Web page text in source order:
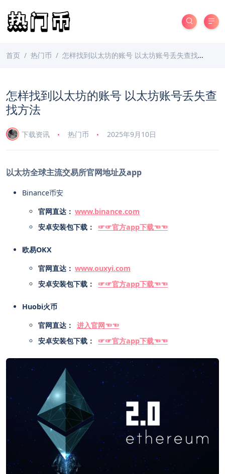
首页 热门币 怎样找到以太坊的账号 以太坊账号丢失查找方法
怎样找到以太坊的账号 以太坊账号丢失查
找方法
下载资讯 热门币 2025年9月10日
以太坊全球主流交易所官网地址及app
Binance币安
官网直达： www.binance.com
安卓安装包下载：
☞☞官方app下载☜☜
欧易OKX ️
官网直达： www.ouxyi.com
安卓安装包下载：
☞☞官方app下载☜☜
Huobi火币️
官网直达：
进入官网☜☜
安卓安装包下载：
☞☞官方app下载☜☜